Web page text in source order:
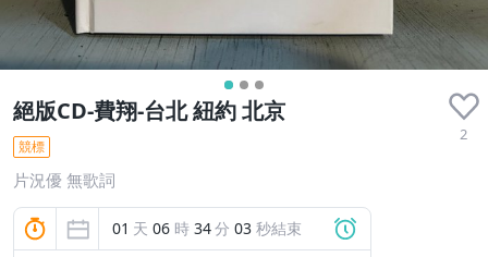
絕版CD-費翔-台北 紐約 北京
2
競標
片況優 無歌詞
01 天 06 時 34分 03 秒結束